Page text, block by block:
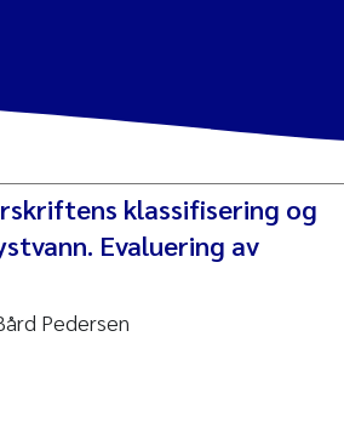
klassifisering og
Evaluering av
Pedersen